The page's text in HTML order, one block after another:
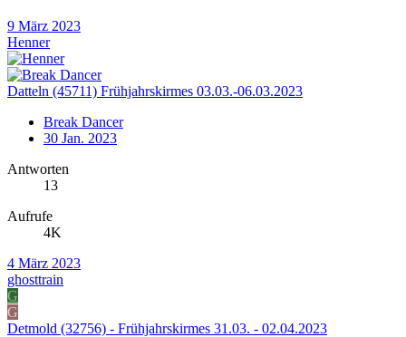
9 März 2023
Henner
Datteln (45711) Frühjahrskirmes 03.03.-06.03.2023
Break Dancer
30 Jan. 2023
Antworten
13
Aufrufe
4K
4 März 2023
ghosttrain
G
G
Detmold (32756) - Frühjahrskirmes 31.03. - 02.04.2023